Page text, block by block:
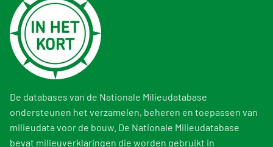
De databases van de Nationale Milieudatabase
ondersteunen het verzamelen, beheren en toepassen van
milieudata voor de bouw. De Nationale Milieudatabase
bevat milieuverklaringen die worden gebruikt in